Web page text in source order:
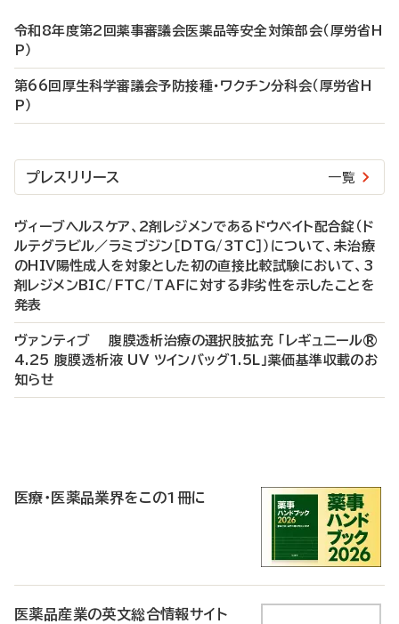
令和8年度第2回薬事審議会医薬品等安全対策部会（厚労省H
P）
第66回厚生科学審議会予防接種・ワクチン分科会（厚労省H
P）
プレスリリース 一覧
ヴィーブヘルスケア、2剤レジメンであるドウベイト配合錠（ド
ルテグラビル／ラミブジン［DTG/3TC］）について、未治療
のHIV陽性成人を対象とした初の直接比較試験において、3
剤レジメンBIC/FTC/TAFに対する非劣性を示したことを
発表
ヴァンティブ 腹膜透析治療の選択肢拡充 「レギュニール®
4.25 腹膜透析液 UV ツインバッグ1.5L」薬価基準収載のお
知らせ
医療・医薬品業界をこの1冊に
医薬品産業の英文総合情報サイト